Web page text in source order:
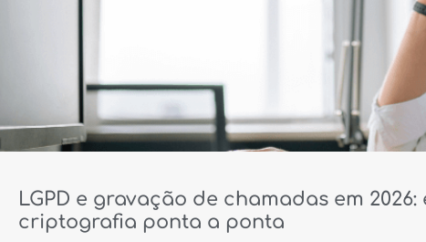
LGPD e gravação de chamadas em
criptografia ponta a ponta